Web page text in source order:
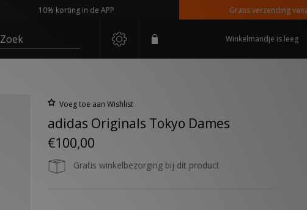
10% korting in de APP Gratis verzending vanaf
Zoek Winkelmandje is leeg
Voeg toe aan Wishlist
adidas Originals Tokyo Dames
€100,00
Gratis winkelbezorging bij dit product